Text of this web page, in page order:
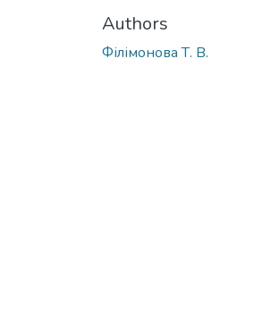
Authors
Філімонова Т. В.